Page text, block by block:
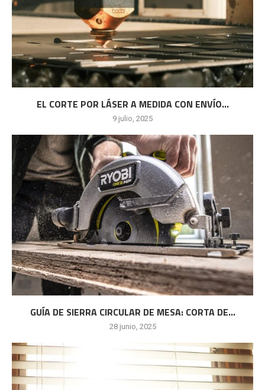
EL CORTE POR LÁSER A MEDIDA CON ENVÍO...
9 julio, 2025
GUÍA DE SIERRA CIRCULAR DE MESA: CORTA DE...
28 junio, 2025